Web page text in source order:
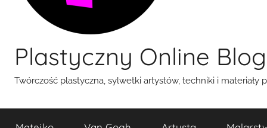
Plastyczny Online Blog
Twórczość plastyczna, sylwetki artystów, techniki i materiały